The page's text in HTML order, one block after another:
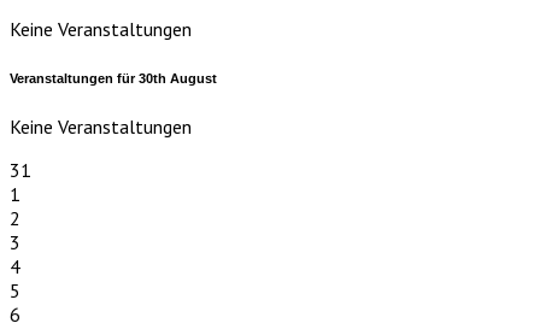
Keine Veranstaltungen
Veranstaltungen für30th August
Keine Veranstaltungen
31
1
2
3
4
5
6